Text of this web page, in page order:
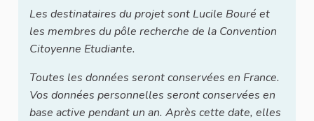
Les destinataires du projet sont Lucile Bouré et
les membres du pôle recherche de la Convention
Citoyenne Etudiante.
Toutes les données seront conservées en France.
Vos données personnelles seront conservées en
base active pendant un an. Après cette date, elles